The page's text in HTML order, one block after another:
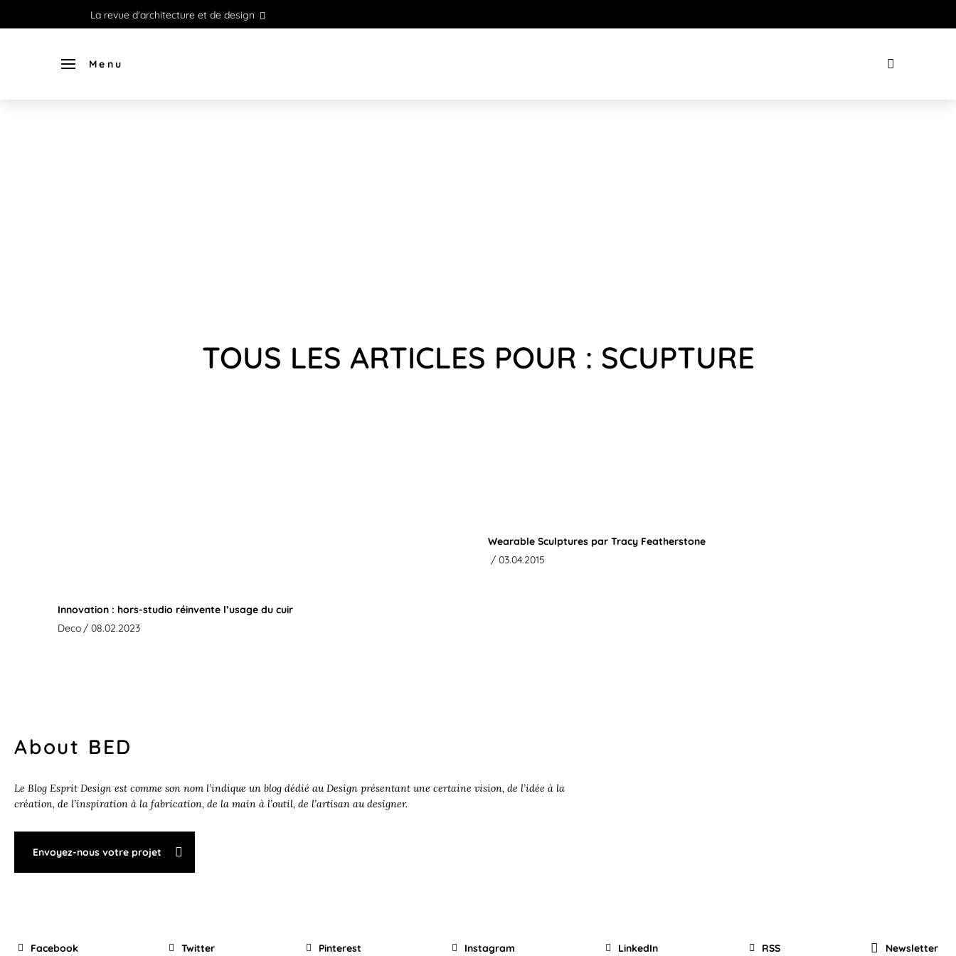
La revue d'architecture et de design
Menu
TOUS LES ARTICLES POUR : SCUPTURE
Innovation : hors-studio réinvente l’usage du cuir
Deco / 08.02.2023
Wearable Sculptures par Tracy Featherstone
/ 03.04.2015
About BED
Le Blog Esprit Design est comme son nom l’indique un blog dédié au Design présentant une certaine vision, de l’idée à la
création, de l’inspiration à la fabrication, de la main à l’outil, de l’artisan au designer.
Envoyez-nous votre projet
Facebook Twitter Pinterest Instagram LinkedIn RSS Newsletter